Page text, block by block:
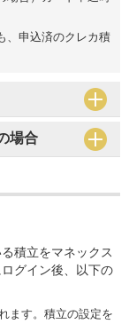
、申込済のクレカ積
場合
積立をマネックス
グイン後、以下の
ます。積立の設定を